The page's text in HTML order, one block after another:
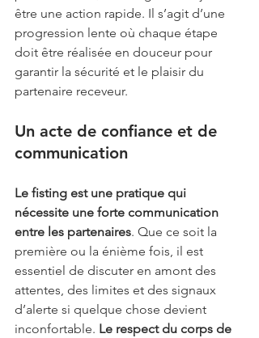
être une action rapide. Il s’agit d’une
progression lente où chaque étape
doit être réalisée en douceur pour
garantir la sécurité et le plaisir du
partenaire receveur.
Un acte de confiance et de
communication
Le fisting est une pratique qui
nécessite une forte communication
entre les partenaires. Que ce soit la
première ou la énième fois, il est
essentiel de discuter en amont des
attentes, des limites et des signaux
d’alerte si quelque chose devient
inconfortable. Le respect du corps de